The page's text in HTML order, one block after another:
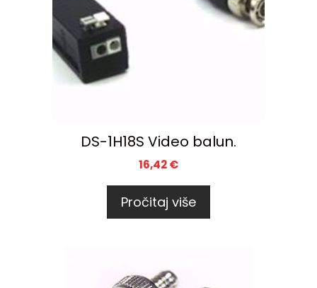
DS-1H18S Video balun.
16,42€
Pročitaj više